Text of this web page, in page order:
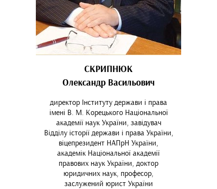
СКРИПНЮК
Олександр Васильович
директор Інституту держави і права
імені В. М. Корецького Національної
академії наук України, завідувач
Відділу історії держави і права України,
віцепрезидент НАПрН України,
академік Національної академії
правових наук України, доктор
юридичних наук, професор,
заслужений юрист України